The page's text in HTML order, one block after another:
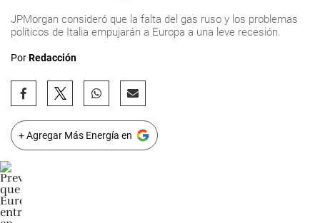
JPMorgan consideró que la falta del gas ruso y los problemas
políticos de Italia empujarán a Europa a una leve recesión.
PorRedacción
+ Agregar Más Energía en